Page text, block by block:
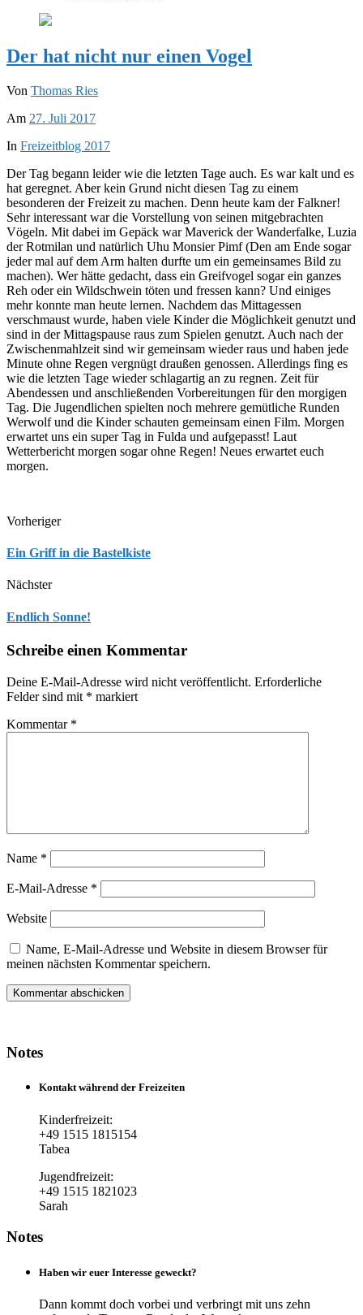
Der hat nicht nur einen Vogel
Von Thomas Ries
Am 27. Juli 2017
In Freizeitblog 2017
Der Tag begann leider wie die letzten Tage auch. Es war kalt und es
hat geregnet. Aber kein Grund nicht diesen Tag zu einem
besonderen der Freizeit zu machen. Denn heute kam der Falkner!
Sehr interessant war die Vorstellung von seinen mitgebrachten
Vögeln. Mit dabei im Gepäck war Maverick der Wanderfalke, Luzia
der Rotmilan und natürlich Uhu Monsier Pimf (Den am Ende sogar
jeder mal auf dem Arm halten durfte um ein gemeinsames Bild zu
machen). Wer hätte gedacht, dass ein Greifvogel sogar ein ganzes
Reh oder ein Wildschwein töten und fressen kann? Und einiges
mehr konnte man heute lernen. Nachdem das Mittagessen
verschmaust wurde, haben viele Kinder die Möglichkeit genutzt und
sind in der Mittagspause raus zum Spielen genutzt. Auch nach der
Zwischenmahlzeit sind wir gemeinsam wieder raus und haben jede
Minute ohne Regen vergnügt draußen genossen. Allerdings fing es
wie die letzten Tage wieder schlagartig an zu regnen. Zeit für
Abendessen und anschließenden Vorbereitungen für den morgigen
Tag. Die Jugendlichen spielten noch mehrere gemütliche Runden
Werwolf und die Kinder schauten gemeinsam einen Film. Morgen
erwartet uns ein super Tag in Fulda und aufgepasst! Laut
Wetterbericht morgen sogar ohne Regen! Neues erwartet euch
morgen.
Vorheriger
Ein Griff in die Bastelkiste
Nächster
Endlich Sonne!
Schreibe einen Kommentar
Deine E-Mail-Adresse wird nicht veröffentlicht. Erforderliche
Felder sind mit * markiert
Kommentar *
Name *
E-Mail-Adresse *
Website
Name, E-Mail-Adresse und Website in diesem Browser für
meinen nächsten Kommentar speichern.
Notes
Kontakt während der Freizeiten
Kinderfreizeit:
+49 1515 1815154
Tabea
Jugendfreizeit:
+49 1515 1821023
Sarah
Notes
Haben wir euer Interesse geweckt?
Dann kommt doch vorbei und verbringt mit uns zehn